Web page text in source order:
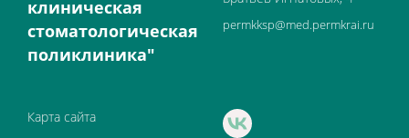
клиническая
стоматологическая
поликлиника"
permkksp@med.permkrai.ru
Карта сайта